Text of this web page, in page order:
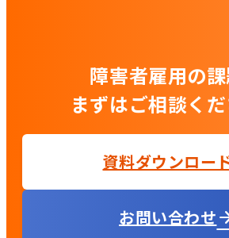
障害者雇用の課
まずはご相談くだ
資料ダウンロー
お問い合わせ